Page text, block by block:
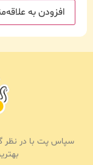
افزودن به
سپاس پت با در نظر